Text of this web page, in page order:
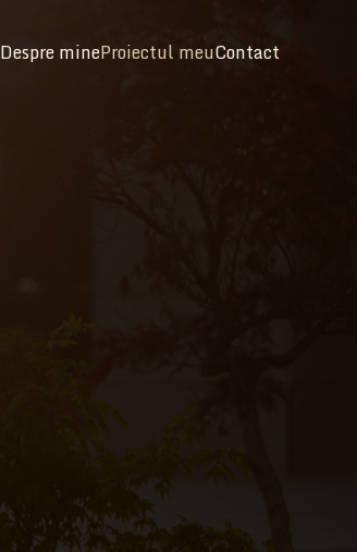
Despre mineProiectul meuContact